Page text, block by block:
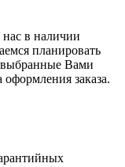
в наличии
планировать
выбранные Вами
заказа.